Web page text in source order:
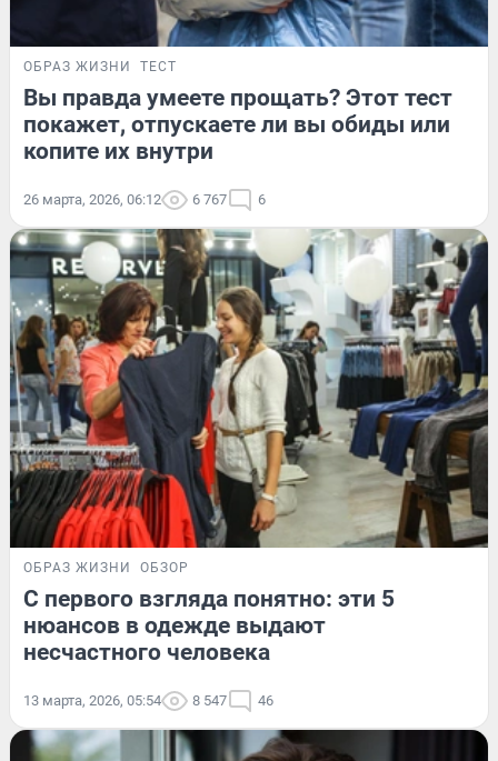
ОБРАЗ ЖИЗНИ ТЕСТ
Вы правда умеете прощать? Этот тест
покажет, отпускаете ли вы обиды или
копите их внутри
26 марта, 2026, 06:12 6 767 6
ОБРАЗ ЖИЗНИ ОБЗОР
С первого взгляда понятно: эти 5
нюансов в одежде выдают
несчастного человека
13 марта, 2026, 05:54 8 547 46